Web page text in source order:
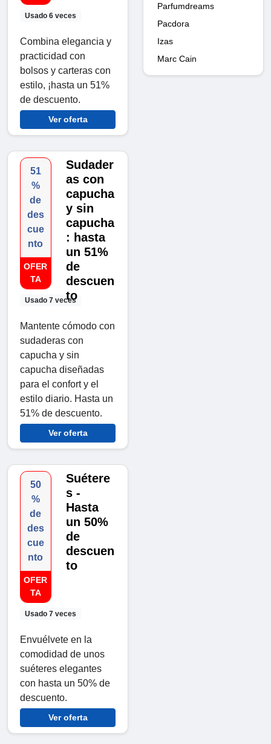
Usado 6 veces
Combina elegancia y
practicidad con
bolsos y carteras con
estilo, ¡hasta un 51%
de descuento.
Ver oferta
51
%
de
des
cue
nto
OFER
TA
Usado 7 veces
Sudader
as con
capucha
y sin
capucha
: hasta
un 51%
de
descuen
to
Mantente cómodo con
sudaderas con
capucha y sin
capucha diseñadas
para el confort y el
estilo diario. Hasta un
51% de descuento.
Ver oferta
50
%
de
des
cue
nto
OFER
TA
Usado 7 veces
Suétere
s -
Hasta
un 50%
de
descuen
to
Envuélvete en la
comodidad de unos
suéteres elegantes
con hasta un 50% de
descuento.
Ver oferta
Parfumdreams
Pacdora
Izas
Marc Cain